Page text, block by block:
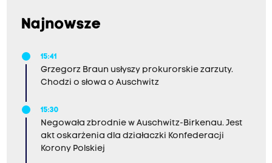
Najnowsze
15:41
Grzegorz Braun usłyszy prokurorskie zarzuty.
Chodzi o słowa o Auschwitz
15:30
Negowała zbrodnie w Auschwitz-Birkenau. Jest
akt oskarżenia dla działaczki Konfederacji
Korony Polskiej